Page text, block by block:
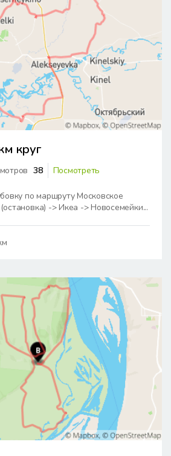
круг
38 Посмотреть
по маршруту Московское
-> Икеа -> Новосемейки...